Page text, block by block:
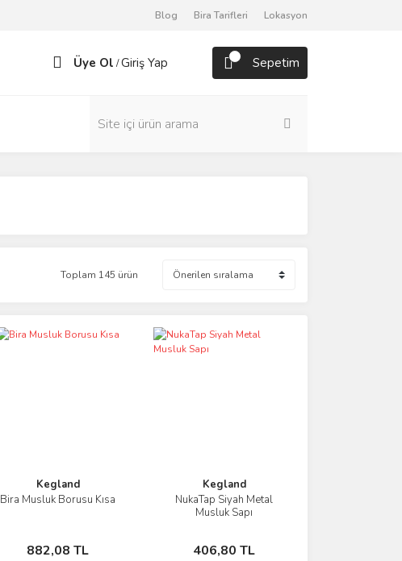
Blog Bira Tarifleri Lokasyon
Üye Ol /Giriş Yap Sepetim
Toplam 145 ürün
Kegland
Bira Musluk Borusu Kısa
882,08 TL
İncele
Sepete Ekle
Kegland
NukaTap Siyah Metal
Musluk Sapı
406,80 TL
İncele
Sepete Ekle